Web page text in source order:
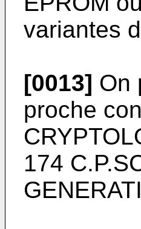
variantes
[0013] On
proche
174